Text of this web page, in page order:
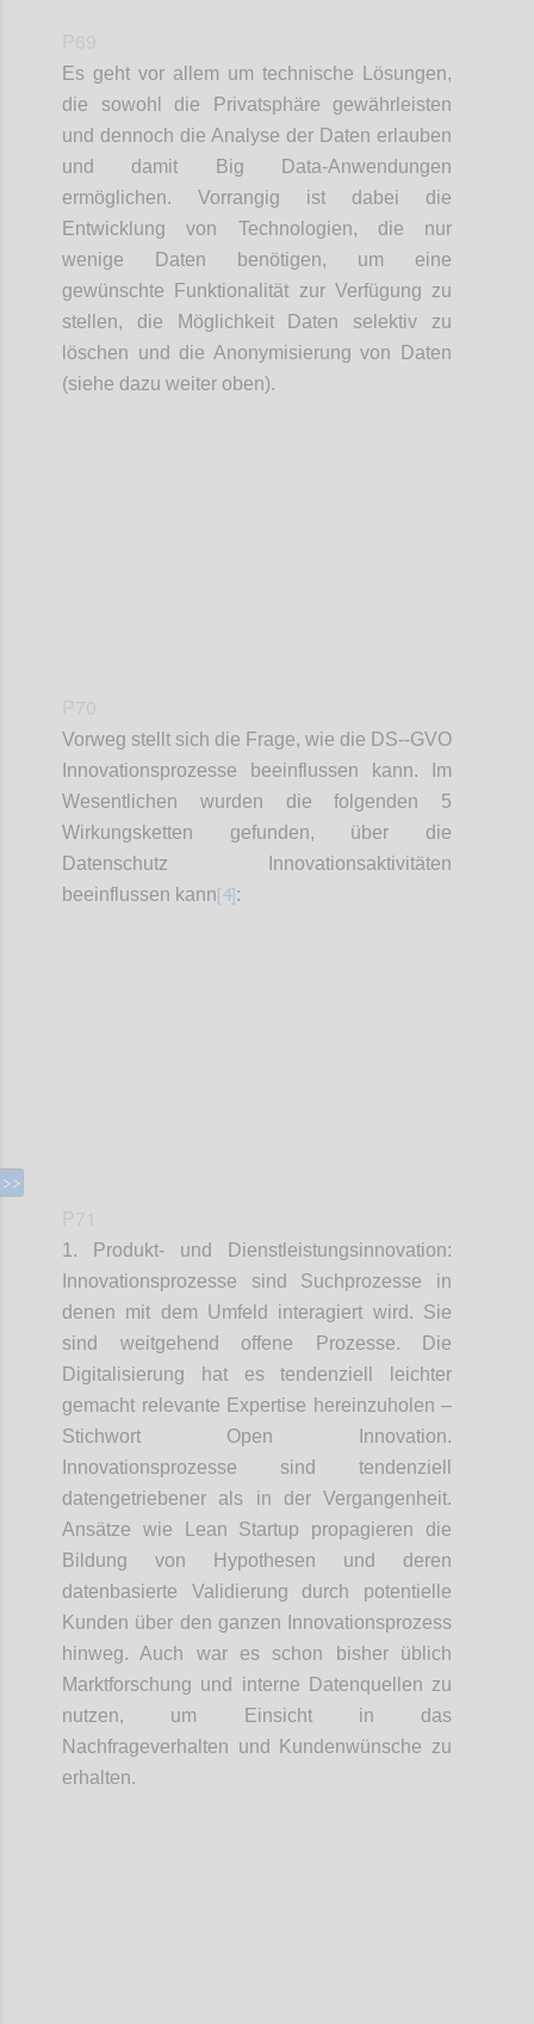
Es geht vor allem um technische Lösungen,
die sowohl die Privatsphäre gewährleisten
und dennoch die Analyse der Daten erlauben
und damit Big Data-Anwendungen
ermöglichen. Vorrangig ist dabei die
Entwicklung von Technologien, die nur
wenige Daten benötigen, um eine
gewünschte Funktionalität zur Verfügung zu
stellen, die Möglichkeit Daten selektiv zu
löschen und die Anonymisierung von Daten
(siehe dazu weiter oben).
Vorweg stellt sich die Frage, wie die DS--GVO
Innovationsprozesse beeinflussen kann. Im
Wesentlichen wurden die folgenden 5
Wirkungsketten gefunden, über die
Datenschutz Innovationsaktivitäten
beeinflussen kann[4]:
1. Produkt- und Dienstleistungsinnovation:
Innovationsprozesse sind Suchprozesse in
denen mit dem Umfeld interagiert wird. Sie
sind weitgehend offene Prozesse. Die
Digitalisierung hat es tendenziell leichter
gemacht relevante Expertise hereinzuholen –
Stichwort Open Innovation.
Innovationsprozesse sind tendenziell
datengetriebener als in der Vergangenheit.
Ansätze wie Lean Startup propagieren die
Bildung von Hypothesen und deren
datenbasierte Validierung durch potentielle
Kunden über den ganzen Innovationsprozess
hinweg. Auch war es schon bisher üblich
Marktforschung und interne Datenquellen zu
nutzen, um Einsicht in das
Nachfrageverhalten und Kundenwünsche zu
erhalten.